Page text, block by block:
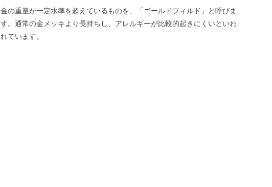
金の重量が一定水準を超えているものを、「ゴールドフィルド」と呼びま
す。通常の金メッキより長持ちし、アレルギーが比較的起きにくいといわ
れています。